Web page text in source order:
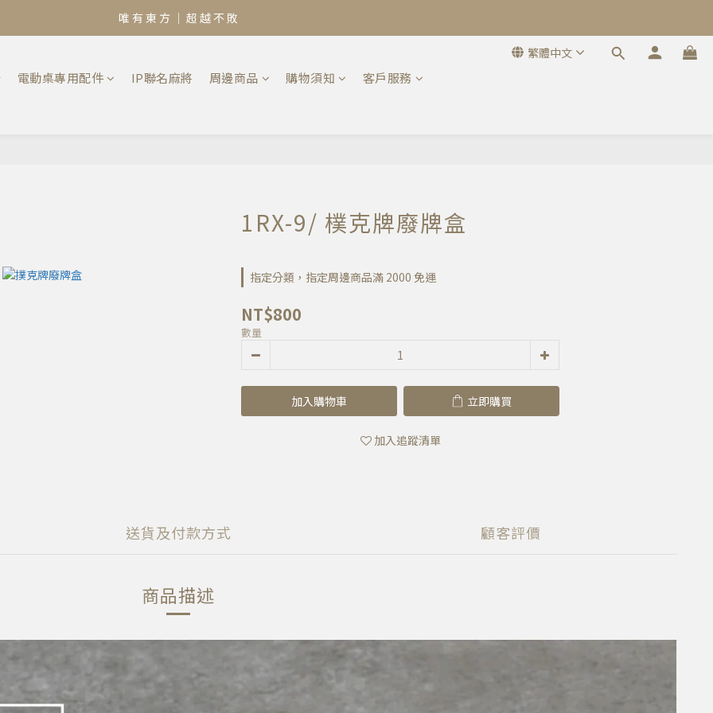
唯 有 東 方 ｜ 超 越 不 敗
繁體中文
電動桌專用配件 IP聯名麻將 周邊商品 購物須知 客戶服務
1RX-9/ 樸克牌廢牌盒
指定分類，指定周邊商品滿 2000 免運
NT$800
數量
加入購物車 立即購買
加入追蹤清單
送貨及付款方式 顧客評價
商品描述